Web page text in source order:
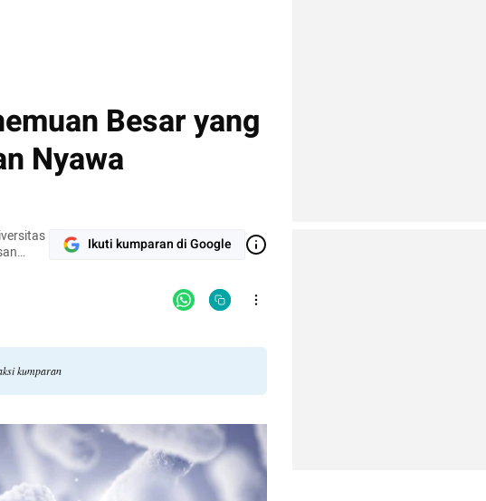
Besar yang
Nyawa
Ikuti kumparan di Google
kumparan